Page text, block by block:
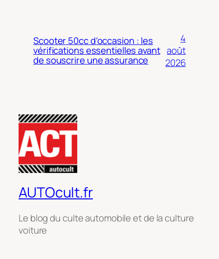
Scooter 50cc d’occasion : les
vérifications essentielles avant
de souscrire une assurance
4
août
2026
AUTOcult.fr
Le blog du culte automobile et de la culture
voiture